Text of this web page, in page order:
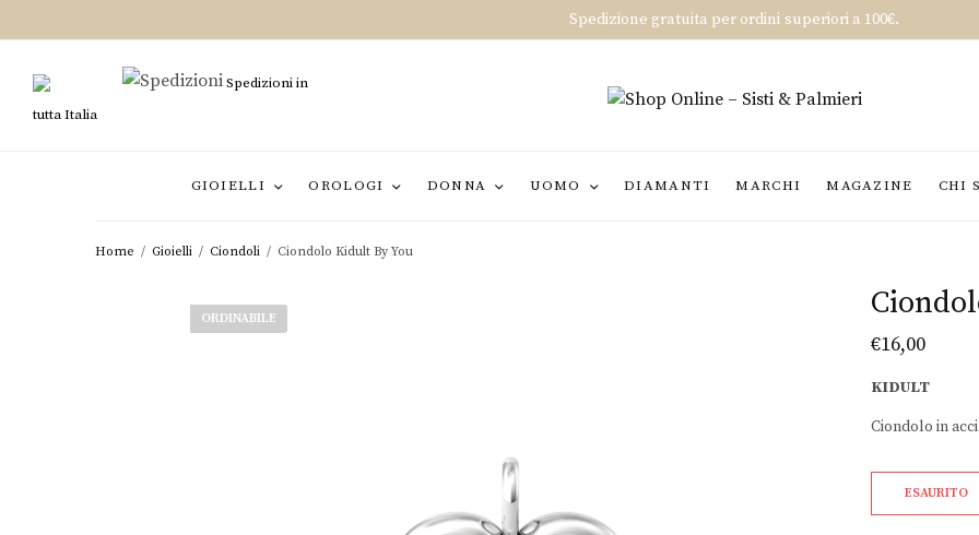
Spedizione gratuita per ordini superiori a 100€.
Spedizioni in
tutta Italia
GIOIELLI OROLOGI DONNA UOMO DIAMANTI MARCHI MAGAZINE CHI
Home / Gioielli / Ciondoli / Ciondolo Kidult By You
ORDINABILE
€16,00
KIDULT
Ciondolo in
ESAURITO